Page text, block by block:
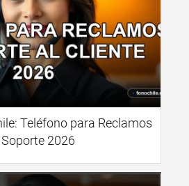
Teléfono para Reclamos
2026